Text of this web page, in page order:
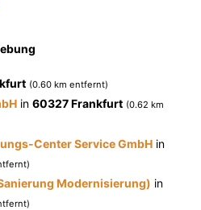
(0.60 km entfernt)
in 60327 Frankfurt (0.62 km
Center Service GmbH in
Modernisierung) in